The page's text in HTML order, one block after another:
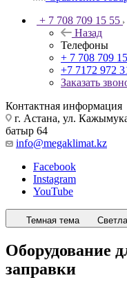
+ 7 708 709 15 55
Назад
Телефоны
+ 7 708 709
+7 7172 972
Заказать
Контактная информация
г. Астана, ул.
батыр 64
info@megaklimat.kz
Facebook
Instagram
YouTube
Темная тема
Оборудование
заправки